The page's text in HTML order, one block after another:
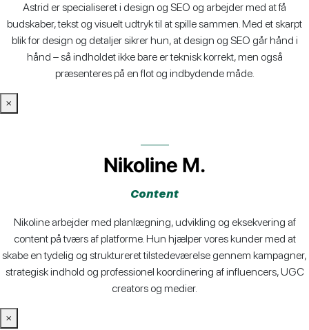
Astrid er specialiseret i design og SEO og arbejder med at få
budskaber, tekst og visuelt udtryk til at spille sammen. Med et skarpt
blik for design og detaljer sikrer hun, at design og SEO går hånd i
hånd – så indholdet ikke bare er teknisk korrekt, men også
præsenteres på en flot og indbydende måde.
×
Nikoline M.
Content
Nikoline arbejder med planlægning, udvikling og eksekvering af
content på tværs af platforme. Hun hjælper vores kunder med at
skabe en tydelig og struktureret tilstedeværelse gennem kampagner,
strategisk indhold og professionel koordinering af influencers, UGC
creators og medier.
×